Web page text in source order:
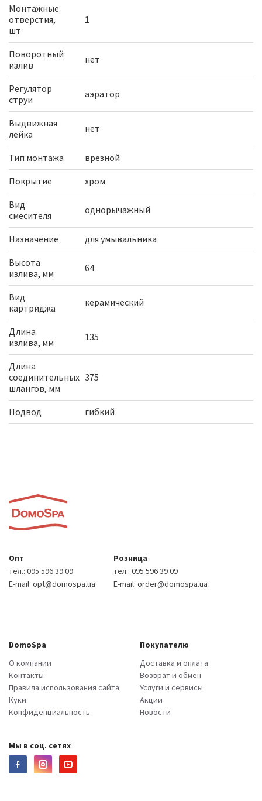
Монтажные
отверстия,
шт
1
Поворотный
излив
нет
Регулятор
струи
аэратор
Выдвижная
лейка
нет
Тип монтажа
врезной
Покрытие
хром
Вид
смесителя
однорычажный
Назначение
для умывальника
Высота
излива, мм
64
Вид
картриджа
керамический
Длина
излива, мм
135
Длина
соединительных
шлангов, мм
375
Подвод гибкий
Опт
тел.: 095 596 39 09
E-mail: opt@domospa.ua
Розница
тел.: 095 596 39 09
E-mail: order@domospa.ua
DomoSpa
О компании
Контакты
Правила использования сайта
Куки
Конфиденциальность
Покупателю
Доставка и оплата
Возврат и обмен
Услуги и сервисы
Акции
Новости
Мы в соц. сетях